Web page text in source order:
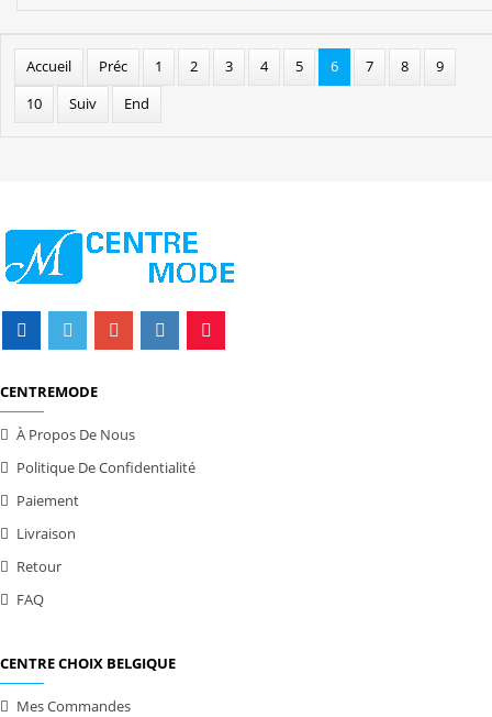
Accueil Préc 1 2 3 4 5 6 7 8
9
10
Suiv End
CENTREMODE
À Propos De Nous
Politique De Confidentialité
Paiement
Livraison
Retour
FAQ
CENTRE CHOIX BELGIQUE
Mes Commandes